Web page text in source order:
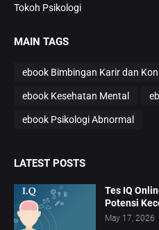
Tokoh Psikologi
MAIN TAGS
ebook Bimbingan Karir dan
ebook Kesehatan Mental
ebook Psikologi Abnormal
LATEST POSTS
Tes IQ
Potensi
May 17, 2026